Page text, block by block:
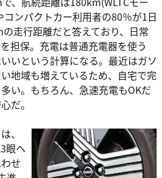
コンパクトカー利用者の80％が1日
走行距離だと答えており、日常
担保。充電は普通充電器を使う
いという計算になる。最近はガソ
地域も増えているため、自宅で完
い。もちろん、急速充電もOKだ
だ。
、
眼ヘ
せ